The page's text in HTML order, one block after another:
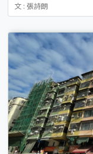
文 : 張詩朗